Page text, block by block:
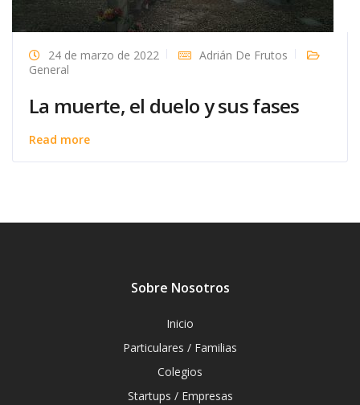
24 de marzo de 2022
Adrián De Frutos
General
La muerte, el duelo y sus fases
Read more
Sobre Nosotros
Inicio
Particulares / Familias
Colegios
Startups / Empresas